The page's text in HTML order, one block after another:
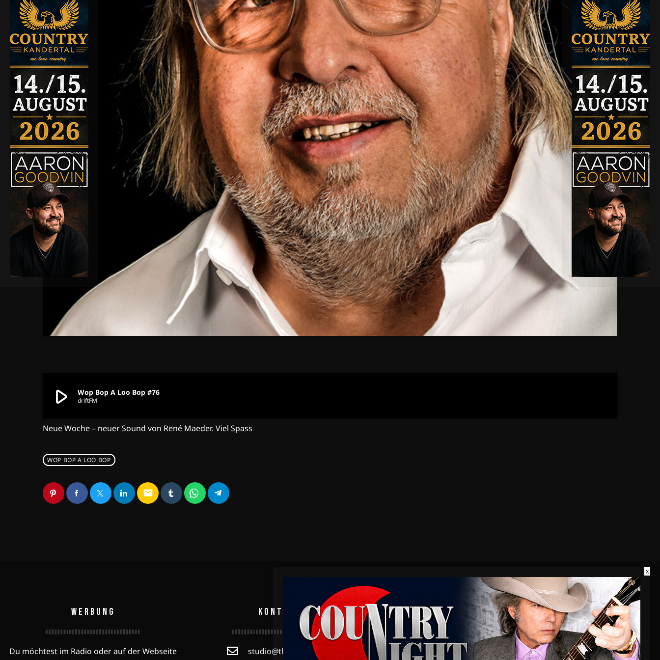
play_arrow Wop Bop A Loo Bop #76
driftFM
Neue Woche – neuer Sound von René Maeder. Viel Spass
WOP BOP A LOO BOP
email
WERBUNG
Du möchtest im Radio oder auf der Webseite
KONTAKT
studio@thestage.radio
COMMUNITY
Mehr als Radio. Werde Teil der THE STAGE
X